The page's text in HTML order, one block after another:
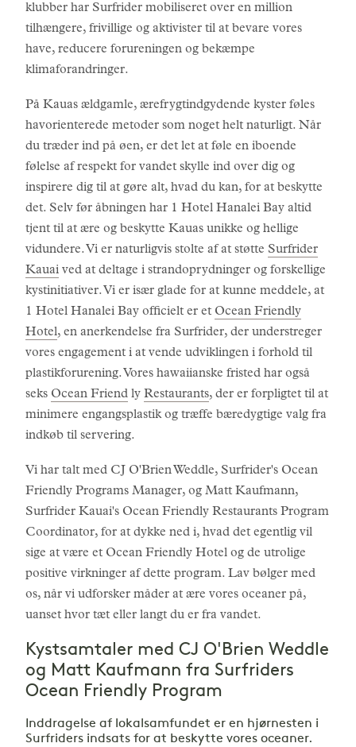
klubber har Surfrider mobiliseret over en million
tilhængere, frivillige og aktivister til at bevare vores
have, reducere forureningen og bekæmpe
klimaforandringer.
På Kauas ældgamle, ærefrygtindgydende kyster føles
havorienterede metoder som noget helt naturligt. Når
du træder ind på øen, er det let at føle en iboende
følelse af respekt for vandet skylle ind over dig og
inspirere dig til at gøre alt, hvad du kan, for at beskytte
det. Selv før åbningen har 1 Hotel Hanalei Bay altid
tjent til at ære og beskytte Kauas unikke og hellige
vidundere. Vi er naturligvis stolte af at støtte Surfrider
Kauai ved at deltage i strandoprydninger og forskellige
kystinitiativer. Vi er især glade for at kunne meddele, at
1 Hotel Hanalei Bay officielt er et Ocean Friendly
Hotel, en anerkendelse fra Surfrider, der understreger
vores engagement i at vende udviklingen i forhold til
plastikforurening. Vores hawaiianske fristed har også
seks Ocean Friend ly Restaurants, der er forpligtet til at
minimere engangsplastik og træffe bæredygtige valg fra
indkøb til servering.
Vi har talt med CJ O'Brien Weddle, Surfrider's Ocean
Friendly Programs Manager, og Matt Kaufmann,
Surfrider Kauai's Ocean Friendly Restaurants Program
Coordinator, for at dykke ned i, hvad det egentlig vil
sige at være et Ocean Friendly Hotel og de utrolige
positive virkninger af dette program. Lav bølger med
os, når vi udforsker måder at ære vores oceaner på,
uanset hvor tæt eller langt du er fra vandet.
Kystsamtaler med CJ O'Brien Weddle
og Matt Kaufmann fra Surfriders
Ocean Friendly Program
Inddragelse af lokalsamfundet er en hjørnesten i
Surfriders indsats for at beskytte vores oceaner.